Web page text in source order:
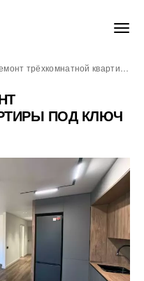
квартиры под ключ в Смоленске
ПОД КЛЮЧ